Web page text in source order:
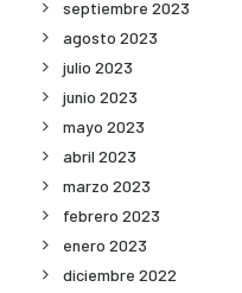
septiembre 2023
agosto 2023
julio 2023
junio 2023
mayo 2023
abril 2023
marzo 2023
febrero 2023
enero 2023
diciembre 2022